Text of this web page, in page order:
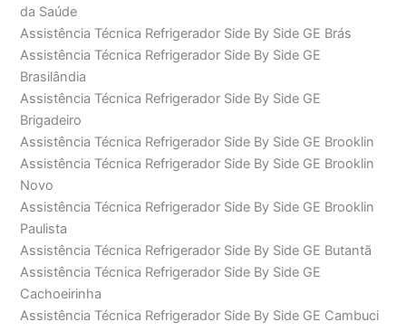
da Saúde
Assistência Técnica Refrigerador Side By Side GE Brás
Assistência Técnica Refrigerador Side By Side GE
Brasilândia
Assistência Técnica Refrigerador Side By Side GE
Brigadeiro
Assistência Técnica Refrigerador Side By Side GE Brooklin
Assistência Técnica Refrigerador Side By Side GE Brooklin
Novo
Assistência Técnica Refrigerador Side By Side GE Brooklin
Paulista
Assistência Técnica Refrigerador Side By Side GE Butantã
Assistência Técnica Refrigerador Side By Side GE
Cachoeirinha
Assistência Técnica Refrigerador Side By Side GE Cambuci